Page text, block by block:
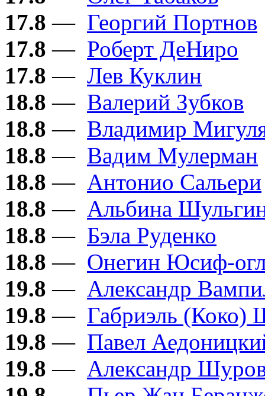
17.8 — Георгий Портнов
17.8 — Роберт ДеНиро
17.8 — Лев Куклин
18.8 — Валерий Зубков
18.8 — Владимир
18.8 — Вадим Мулерман
18.8 — Антонио Сальери
18.8 — Альбина
18.8 — Бэла Руденко
18.8 — Онегин Юсиф-
19.8 — Александр
19.8 — Габриэль (Коко)
19.8 — Павел
19.8 — Александр